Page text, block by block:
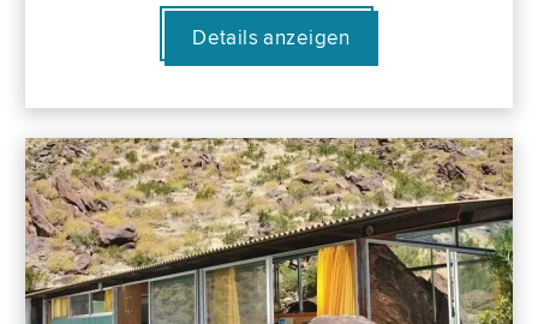
Details anzeigen